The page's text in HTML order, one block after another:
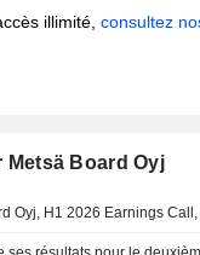
illimité,consultez
Metsä Board Oyj
Oyj, H1 2026 Earnings